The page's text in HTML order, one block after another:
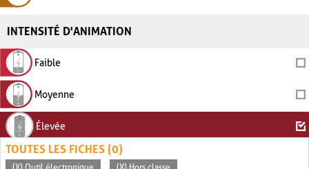
INTENSITÉ D'ANIMATION
Faible
Moyenne
Élevée
TOUTES LES FICHES (0)